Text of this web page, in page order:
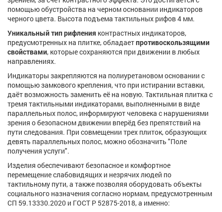
помощью обустройства на черном основании индикаторов
черного цвета. Высота подъема тактильных рифов 4 мм.
Уникальный тип рифления контрастных индикаторов,
предусмотренных на плитке, обладаетпротивоскользящими
свойствами, которые сохраняются при движении в любых
направлениях.
Индикаторы закрепляются на полиуретановом основании с
помощью замкового крепления, что при истирании вставки,
даёт возможность заменить её на новую. Тактильная плитка с
тремя тактильными индикаторами, выполненными в виде
параллельных полос, информируют человека с нарушениями
зрения о безопасном движении вперёд без препятствий на
пути следования. При совмещении трех плиток, образующих
девять параллельных полос, можно обозначить "Поле
получения услуги".
Изделия обеспечивают безопасное и комфортное
перемещение слабовидящих и незрячих людей по
тактильному пути, а также позволяя оборудовать объекты
социального назначения согласно нормам, предусмотренным
СП 59.13330.2020 и ГОСТ Р 52875-2018, а именно: